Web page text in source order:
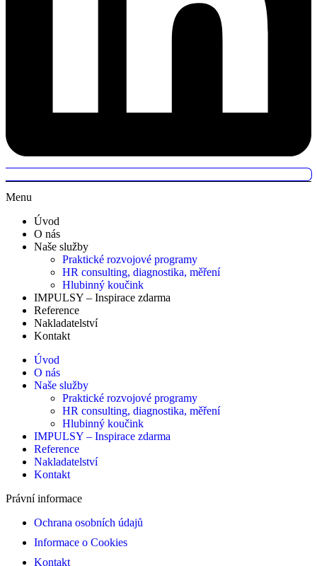
Menu
Úvod
O nás
Naše služby
Praktické rozvojové programy
HR consulting, diagnostika, měření
Hlubinný koučink
IMPULSY – Inspirace zdarma
Reference
Nakladatelství
Kontakt
Úvod
O nás
Naše služby
Praktické rozvojové programy
HR consulting, diagnostika, měření
Hlubinný koučink
IMPULSY – Inspirace zdarma
Reference
Nakladatelství
Kontakt
Právní informace
Ochrana osobních údajů
Informace o Cookies
Kontakt